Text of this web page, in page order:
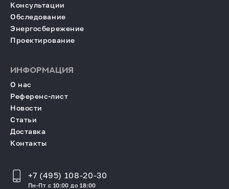
Консультации
Обследование
Энергосбережение
Проектирование
ИНФОРМАЦИЯ
О нас
Референс-лист
Новости
Статьи
Доставка
Контакты
+7 (495) 108-20-30
Пн-Пт с 10:00 до 18:00